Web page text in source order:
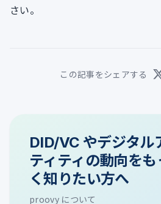
さい。
この記事をシェアする
DID/VC やデジタル
ティティの動向を
く知りたい方へ
proovy について